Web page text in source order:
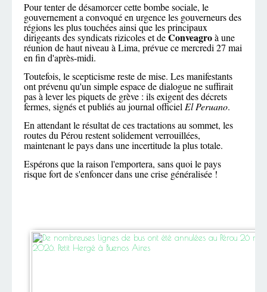
Pour tenter de désamorcer cette bombe sociale, le
gouvernement a convoqué en urgence les gouverneurs des
régions les plus touchées ainsi que les principaux
dirigeants des syndicats rizicoles et deConveagroà une
réunion de haut niveau à Lima, prévue ce mercredi 27 mai
en fin d'après-midi.
Toutefois, le scepticisme reste de mise. Les manifestants
ont prévenu qu'un simple espace de dialogue ne suffirait
pas à lever les piquets de grève : ils exigent des décrets
fermes, signés et publiés au journal officielEl Peruano.
En attendant le résultat de ces tractations au sommet, les
routes du Pérou restent solidement verrouillées,
maintenant le pays dans une incertitude la plus totale.
Espérons que la raison l'emportera, sans quoi le pays
risque fort de s'enfoncer dans une crise généralisée !